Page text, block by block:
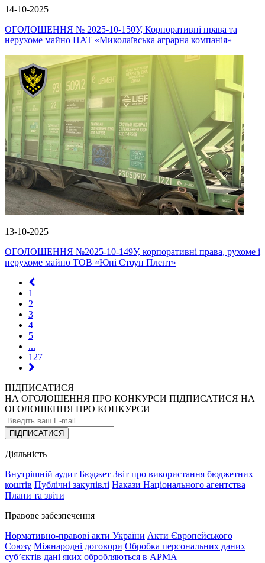
14-10-2025
ОГОЛОШЕННЯ № 2025-10-150У, Корпоративні права та
нерухоме майно ПАТ «Миколаївська аграрна компанія»
13-10-2025
ОГОЛОШЕННЯ №2025-10-149У, корпоративні права, рухоме і
нерухоме майно ТОВ «Юні Стоун Плент»
1
2
3
4
5
...
127
ПІДПИСАТИСЯ
НА ОГОЛОШЕННЯ ПРО КОНКУРСИ ПІДПИСАТИСЯ НА
ОГОЛОШЕННЯ ПРО КОНКУРСИ
ПІДПИСАТИСЯ
Діяльність
Внутрішній аудит Бюджет Звіт про використання бюджетних
коштів Публічні закупівлі Накази Національного агентства
Плани та звіти
Правове забезпечення
Нормативно-правові акти України Акти Європейського
Союзу Міжнародні договори Обробка персональних даних
субʼєктів дані яких обробляються в АРМА